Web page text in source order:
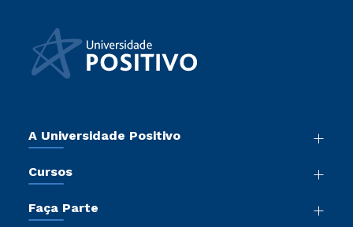
A Universidade Positivo
Sala de Imprensa
Trabalhe Conosco
Cursos
Pós-Graduação
Faça Parte